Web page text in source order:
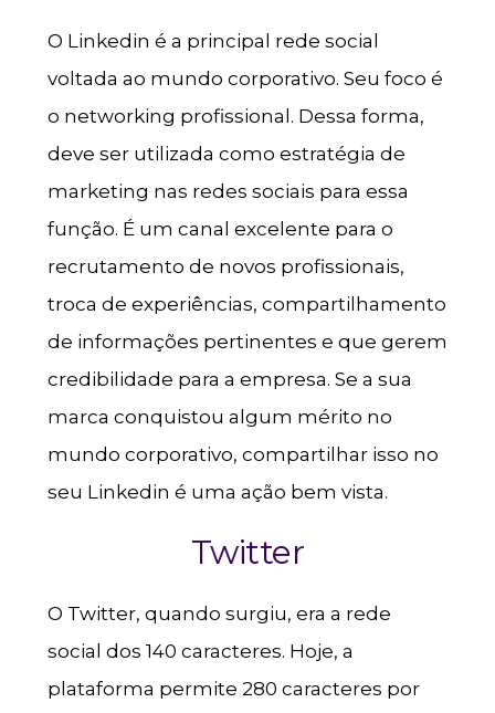
O Linkedin é a principal rede social
voltada ao mundo corporativo. Seu foco é
o networking profissional. Dessa forma,
deve ser utilizada como estratégia de
marketing nas redes sociais para essa
função. É um canal excelente para o
recrutamento de novos profissionais,
troca de experiências, compartilhamento
de informações pertinentes e que gerem
credibilidade para a empresa. Se a sua
marca conquistou algum mérito no
mundo corporativo, compartilhar isso no
seu Linkedin é uma ação bem vista.
Twitter
O Twitter, quando surgiu, era a rede
social dos 140 caracteres. Hoje, a
plataforma permite 280 caracteres por